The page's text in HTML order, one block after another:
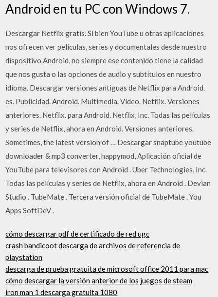
Android en tu PC con Windows 7.
Descargar Netflix gratis. Si bien YouTube u otras aplicaciones
nos ofrecen ver películas, series y documentales desde nuestro
dispositivo Android, no siempre ese contenido tiene la calidad
que nos gusta o las opciones de audio y subtítulos en nuestro
idioma. Descargar versiones antiguas de Netflix para Android.
es. Publicidad. Android. Multimedia. Vídeo. Netflix. Versiones
anteriores. Netflix. para Android. Netflix, Inc. Todas las películas
y series de Netflix, ahora en Android. Versiones anteriores.
Sometimes, the latest version of … Descargar snaptube youtube
downloader & mp3 converter, happymod, Aplicación oficial de
YouTube para televisores con Android . Uber Technologies, Inc.
Todas las películas y series de Netflix, ahora en Android . Devian
Studio . TubeMate . Tercera versión oficial de TubeMate . You
Apps SoftDeV .
cómo descargar pdf de certificado de red ugc
crash bandicoot descarga de archivos de referencia de
playstation
descarga de prueba gratuita de microsoft office 2011 para mac
cómo descargar la versión anterior de los juegos de steam
iron man 1 descarga gratuita 1080